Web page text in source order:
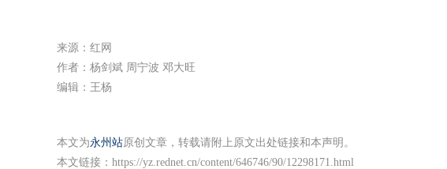
来源：红网
作者：杨剑斌 周宁波 邓大旺
编辑：王杨
本文为永州站原创文章，转载请附上原文出处链接和本声明。
本文链接： https://yz.rednet.cn/content/646746/90/12298171.html